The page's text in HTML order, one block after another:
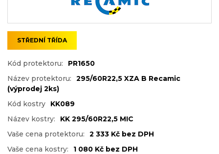
STŘEDNÍ TŘÍDA
Kód protektoru:
PR1650
Název protektoru:
295/60R22,5 XZA B Recamic
(výprodej 2ks)
Kód kostry
KK089
Název kostry:
KK 295/60R22,5 MIC
Vaše cena protektoru:
2 333 Kč bez DPH
Vaše cena kostry:
1 080 Kč bez DPH